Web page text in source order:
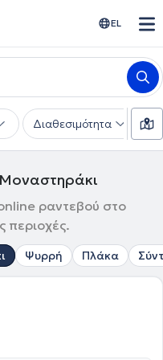
EL
Διαθεσιμότητα
ραντεβού στο
περιοχές.
Ψυρρή Πλάκα